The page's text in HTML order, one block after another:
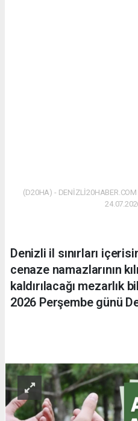
(D20HA) -
Denizli il sınırları
cenaze namazlarının
kaldırılacağı mezarlık
2026 Perşembe günü